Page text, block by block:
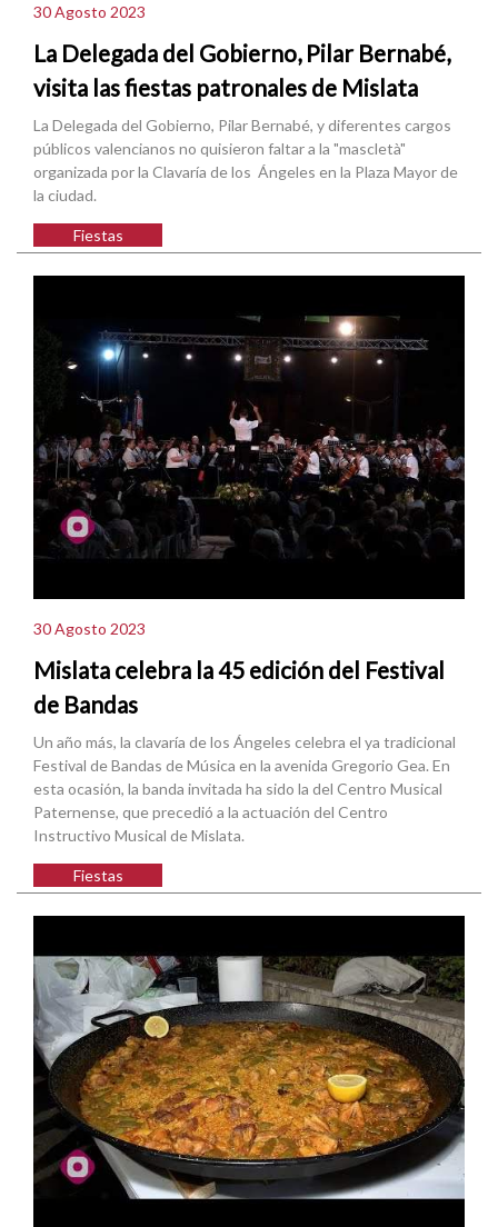
30 Agosto 2023
La Delegada del Gobierno, Pilar Bernabé,
visita las fiestas patronales de Mislata
La Delegada del Gobierno, Pilar Bernabé, y diferentes cargos
públicos valencianos no quisieron faltar a la "mascletà"
organizada por la Clavaría de los Ángeles en la Plaza Mayor de
la ciudad.
Fiestas
30 Agosto 2023
Mislata celebra la 45 edición del Festival
de Bandas
Un año más, la clavaría de los Ángeles celebra el ya tradicional
Festival de Bandas de Música en la avenida Gregorio Gea. En
esta ocasión, la banda invitada ha sido la del Centro Musical
Paternense, que precedió a la actuación del Centro
Instructivo Musical de Mislata.
Fiestas